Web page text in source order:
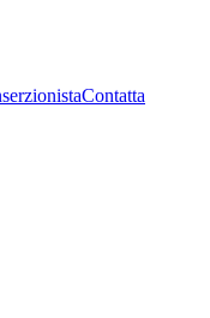
Contatta